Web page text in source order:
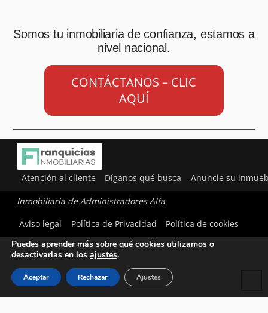
Somos tu inmobiliaria de confianza, estamos a
nivel nacional.
CONTÁCTANOS – CLIC
AQUÍ
Atención al cliente Díganos qué busca Anuncie su
Inmobiliaria de Administradores Alfa
Aviso legal
Política de Privacidad Política de cookies
Utilizamos cookies para ofrecerte la mejor experiencia en
Puedes aprender más sobre qué cookies utilizamos o
desactivarlas en los ajustes.
Aceptar Rechazar Ajustes